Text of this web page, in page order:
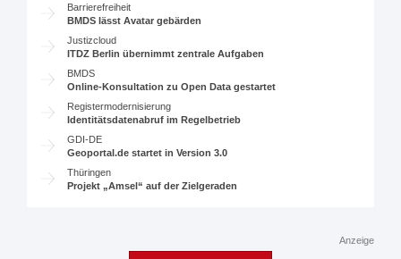
Barrierefreiheit
BMDS lässt Avatar gebärden
Justizcloud
ITDZ Berlin übernimmt zentrale Aufgaben
BMDS
Online-Konsultation zu Open Data gestartet
Registermodernisierung
Identitätsdatenabruf im Regelbetrieb
GDI-DE
Geoportal.de startet in Version 3.0
Thüringen
Projekt „Amsel“ auf der Zielgeraden
Anzeige